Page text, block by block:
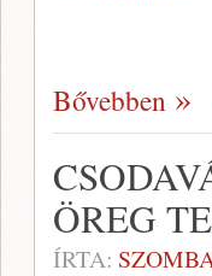
Bővebben
ÖREG
ÍRTA: